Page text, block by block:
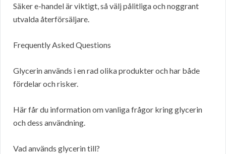
Säker e-handel är viktigt, så välj pålitliga och noggrant
utvalda återförsäljare.
Frequently Asked Questions
Glycerin används i en rad olika produkter och har både
fördelar och risker.
Här får du information om vanliga frågor kring glycerin
och dess användning.
Vad används glycerin till?